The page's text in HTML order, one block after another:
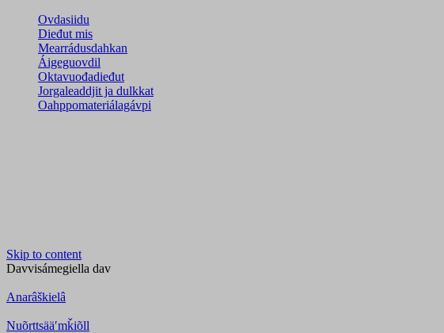
Ovdasiidu
Dieđut mis
Mearrádusdahkan
Áigeguovdil
Oktavuođadieđut
Jorgaleaddjit ja dulkkat
Oahppomateriálagávpi
Skip to content
Davvisámegiella dav
Anarâškielâ
Nuõrttsääʹmǩiõll